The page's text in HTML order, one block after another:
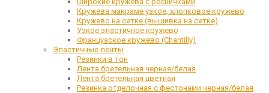
Кружева макраме узкое, хлопковое кружево
Кружево на сетке (вышивка на сетке)
Узкое эластичное кружево
Французское кружево (Chantilly)
Эластичные ленты
Резинки в тон
Лента бретельная черная/белая
Лента бретельная цветная
Резинка отделочная с фестонами черная/белая